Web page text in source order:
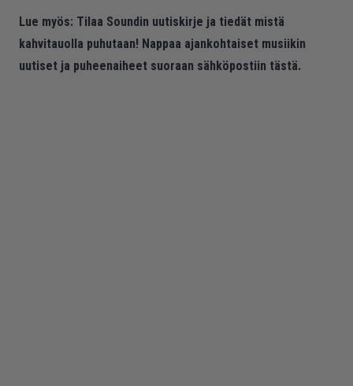
Lue myös: Tilaa Soundin uutiskirje ja tiedät mistä
kahvitauolla puhutaan! Nappaa ajankohtaiset musiikin
uutiset ja puheenaiheet suoraan sähköpostiin tästä.